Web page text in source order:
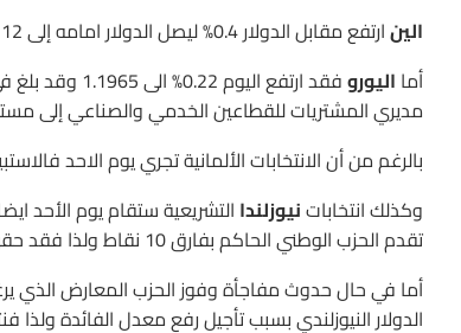
الينارتفع مقابل الدولار 0.4% ليصل الدولار امامه إلى 112
أما اليورو
مديري المشتريات للقطاعين الخدمي والصناعي إلى
بالرغم من أن الانتخابات الألمانية تجري يوم الاحد
وكذلك انتخاباتنيوزلندا التشريعية ستقام يوم الأحد
تقدم الحزب الوطني الحاكم بفارق 10 نقاط ولذا فقد حقق الدولار النيوزلندي مكاسب مؤخرا
أما في حال حدوث مفاجأة وفوز الحزب المعارض الذي
الدولار النيوزلندي بسبب تأجيل رفع معدل الفائدة ولذا